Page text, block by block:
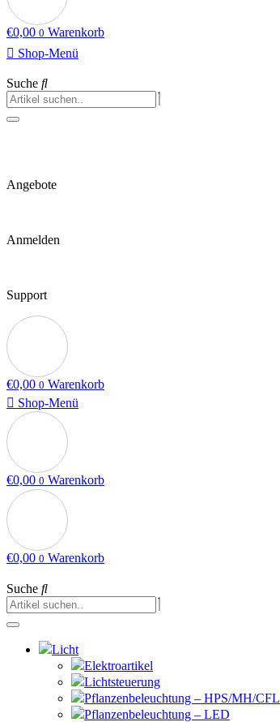
€0,00 0 Warenkorb
Shop-Menü
Suche
Angebote
Anmelden
Support
€0,00 0 Warenkorb
Shop-Menü
€0,00 0 Warenkorb
€0,00 0 Warenkorb
Suche
Licht
Elektroartikel
Lichtsteuerung
Pflanzenbeleuchtung – HPS/MH/CFL
Pflanzenbeleuchtung – LED